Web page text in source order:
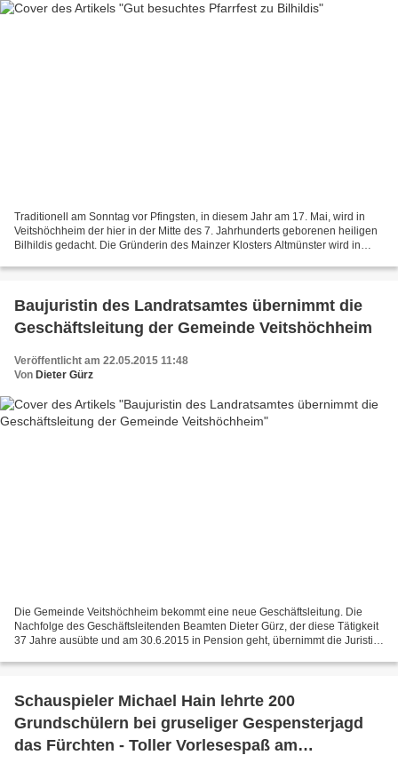
Traditionell am Sonntag vor Pfingsten, in diesem Jahr am 17. Mai, wird in
Veitshöchheim der hier in der Mitte des 7. Jahrhunderts geborenen heiligen
Bilhildis gedacht. Die Gründerin des Mainzer Klosters Altmünster wird in
Baujuristin des Landratsamtes übernimmt die
Geschäftsleitung der Gemeinde Veitshöchheim
Veröffentlicht am 22.05.2015 11:48
Von Dieter Gürz
Die Gemeinde Veitshöchheim bekommt eine neue Geschäftsleitung. Die
Nachfolge des Geschäftsleitenden Beamten Dieter Gürz, der diese Tätigkeit
37 Jahre ausübte und am 30.6.2015 in Pension geht, übernimmt die Juristin
Schauspieler Michael Hain lehrte 200
Grundschülern bei gruseliger Gespensterjagd
das Fürchten - Toller Vorlesespaß am